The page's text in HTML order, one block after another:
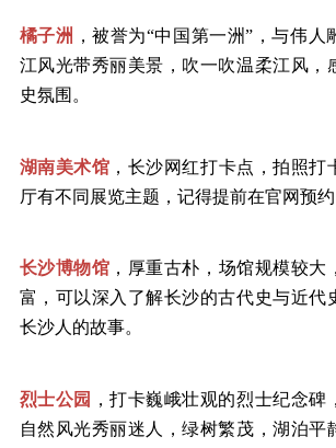
橘子洲 ，被誉为“中国第一洲”，与伟人
江风光带秀丽美景，吹一吹温柔江风，
史氛围。
湖南美术馆 ，长沙网红打卡点，拍照打
厅有不同展览主题，记得提前在官网预约
长沙博物馆 ，厚重古朴，场馆规模较大
富，可以深入了解长沙的古代史与近代
长沙人的故事。
烈士公园
，打卡巍峨壮观的烈士纪念碑
自然风光秀丽迷人，绿树繁茂，湖泊平